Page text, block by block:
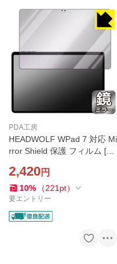
PDA工房
HEADWOLF WPad 7 対応 Mi
rror Shield 保護 フィルム [画
2,420円
10% （221 pt）
要エントリー